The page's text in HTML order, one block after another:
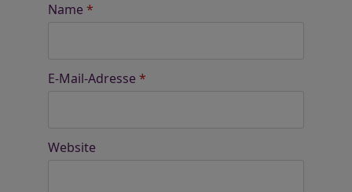
Name *
E-Mail-Adresse *
Website